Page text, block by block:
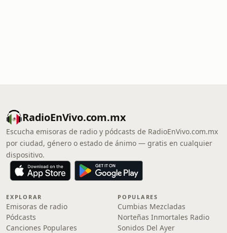
RadioEnVivo.com.mx
Escucha emisoras de radio y pódcasts de RadioEnVivo.com.mx
por ciudad, género o estado de ánimo — gratis en cualquier
dispositivo.
EXPLORAR
Emisoras de radio
Pódcasts
Canciones Populares
POPULARES
Cumbias Mezcladas
Norteñas Inmortales Radio
Sonidos Del Ayer